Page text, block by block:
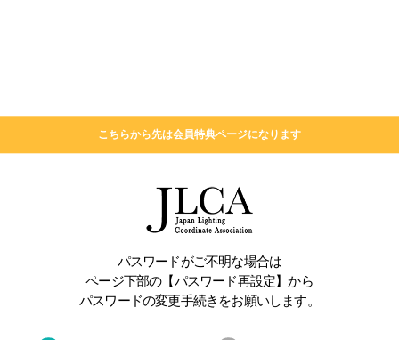
こちらから先は会員特典ページになります
パスワードがご不明な場合は
ページ下部の【パスワード再設定】から
パスワードの変更手続きをお願いします。